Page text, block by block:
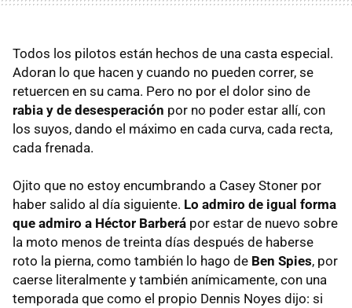
Todos los pilotos están hechos de una casta especial.
Adoran lo que hacen y cuando no pueden correr, se
retuercen en su cama. Pero no por el dolor sino de
rabia y de desesperación por no poder estar allí, con
los suyos, dando el máximo en cada curva, cada recta,
cada frenada.
Ojito que no estoy encumbrando a Casey Stoner por
haber salido al día siguiente. Lo admiro de igual forma
que admiro a Héctor Barberá por estar de nuevo sobre
la moto menos de treinta días después de haberse
roto la pierna, como también lo hago de Ben Spies, por
caerse literalmente y también anímicamente, con una
temporada que como el propio Dennis Noyes dijo: si